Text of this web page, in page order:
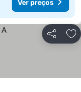
Ver preços
Partilhar